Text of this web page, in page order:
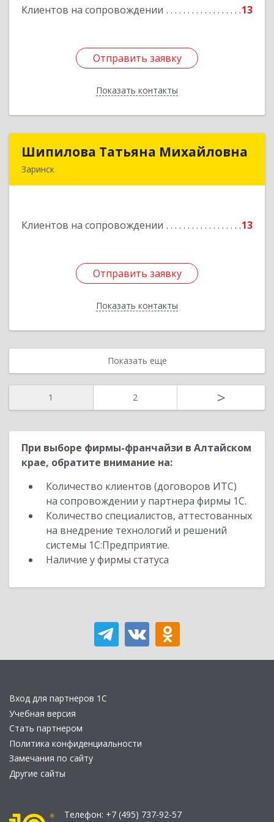
Клиентов на сопровождении 13
Отправить заявку
Показать контакты
Подробнее
Отправить заявку
Назад
Шипилова Татьяна Михайловна
Заринск
Клиентов на сопровождении 13
Отправить заявку
Показать контакты
Шипилова Татьяна Михайловна
Отправить заявку
Назад
Показать еще
1 2 >
При выборе фирмы-франчайзи в Алтайском
крае, обратите внимание на:
Количество клиентов (договоров ИТС)
на сопровождении у партнера фирмы 1С.
Количество специалистов, аттестованных
на внедрение технологий и решений
системы 1С:Предприятие.
Наличие у фирмы статуса
Вход для партнеров 1С
Учебная версия
Стать партнером
Политика конфиденциальности
Замечания по сайту
Другие сайты
Телефон: +7 (495) 737-92-57